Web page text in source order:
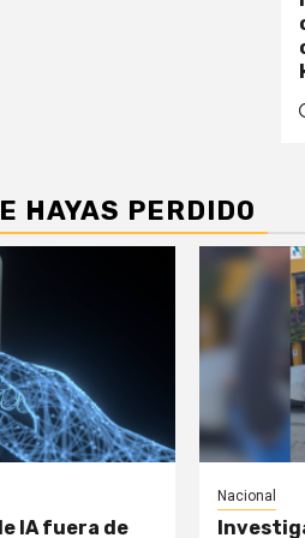
HAYAS PERDIDO
IA fuera de
Nacional